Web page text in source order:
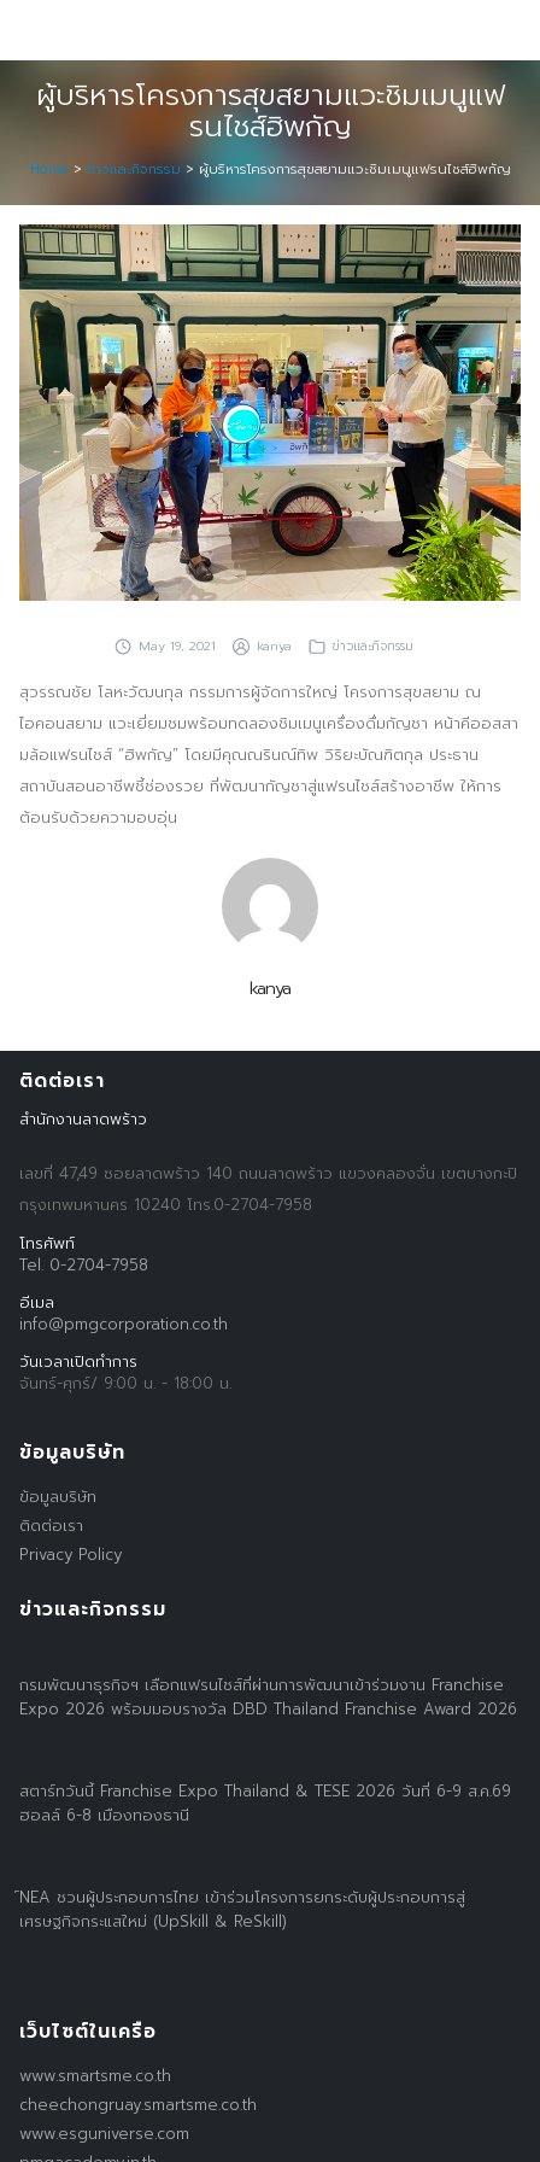
Event & Exhibition Solution
Seminar Service Solution
Trading & E-Commerce Solution
ข้อมูลบริษัท
จัดงานแสดงสินค้าและอีเว้นท์ต่าง ๆ
ติดต่อเรา
บริการของเรา
ประชาสัมพันธ์ผ่านสื่อออฟไลน์และสื่อออนไลน์
ผลิตสิ่งพิมพ์และที่เกี่ยวข้อง
พัฒนาผลิตภัณฑ์
หน้าแรก
Search
ผู้บริหารโครงการสุขสยามแวะชิมเมนูแฟ
รนไชส์ฮิพกัญ
Home > ข่าวและกิจกรรม > ผู้บริหารโครงการสุขสยามแวะชิมเมนูแฟรนไชส์ฮิพกัญ
May 19, 2021 kanya ข่าวและกิจกรรม
สุวรรณชัย โลหะวัฒนกุล กรรมการผู้จัดการใหญ่ โครงการสุขสยาม ณ
ไอคอนสยาม แวะเยี่ยมชมพร้อมทดลองชิมเมนูเครื่องดื่มกัญชา หน้าคีออสสา
มล้อแฟรนไชส์ “ฮิพกัญ” โดยมีคุณณรินณ์ทิพ วิริยะบัณฑิตกุล ประธาน
สถาบันสอนอาชีพชี้ช่องรวย ที่พัฒนากัญชาสู่แฟรนไชส์สร้างอาชีพ ให้การ
ต้อนรับด้วยความอบอุ่น
kanya
ติดต่อเรา
สำนักงานลาดพร้าว
เลขที่ 47,49 ซอยลาดพร้าว 140 ถนนลาดพร้าว แขวงคลองจั่น เขตบางกะปิ
กรุงเทพมหานคร 10240 โทร.0-2704-7958
โทรศัพท์
Tel. 0-2704-7958
อีเมล
info@pmgcorporation.co.th
วันเวลาเปิดทำการ
จันทร์-ศุกร์/ 9:00 น. - 18:00 น.
ข้อมูลบริษัท
ข้อมูลบริษัท
ติดต่อเรา
Privacy Policy
ข่าวและกิจกรรม
กรมพัฒนาธุรกิจฯ เลือกแฟรนไชส์ที่ผ่านการพัฒนาเข้าร่วมงาน Franchise
Expo 2026 พร้อมมอบรางวัล DBD Thailand Franchise Award 2026
สตาร์ทวันนี้ Franchise Expo Thailand & TESE 2026 วันที่ 6-9 ส.ค.69
ฮอลล์ 6-8 เมืองทองธานี
์NEA ชวนผู้ประกอบการไทย เข้าร่วมโครงการยกระดับผู้ประกอบการสู่
เศรษฐกิจกระแสใหม่ (UpSkill & ReSkill)
เว็บไซต์ในเครือ
www.smartsme.co.th
cheechongruay.smartsme.co.th
www.esguniverse.com